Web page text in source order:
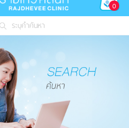
0
ระบุคำค้นหา